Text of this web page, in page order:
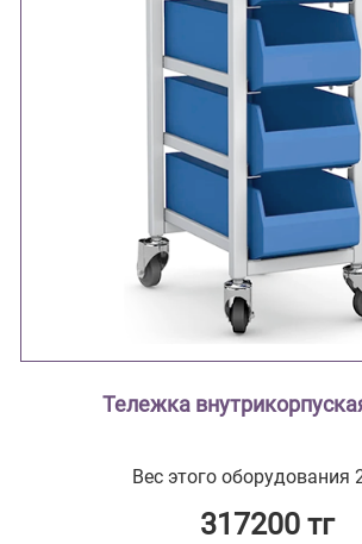
Тележка
Вес этого оборудования
317200 тг